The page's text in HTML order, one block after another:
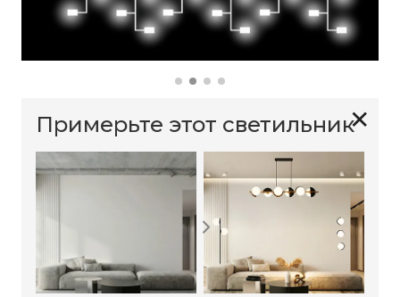
✕
Примерьте этот светильник